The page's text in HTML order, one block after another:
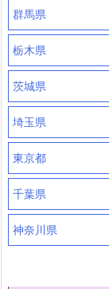
群馬県
栃木県
茨城県
埼玉県
東京都
千葉県
神奈川県